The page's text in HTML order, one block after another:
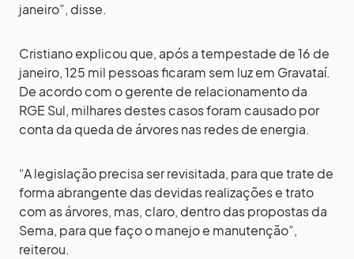
janeiro”, disse.
Cristiano explicou que, após a tempestade de 16 de
janeiro, 125 mil pessoas ficaram sem luz em Gravataí.
De acordo com o gerente de relacionamento da
RGE Sul, milhares destes casos foram causado por
conta da queda de árvores nas redes de energia.
“A legislação precisa ser revisitada, para que trate de
forma abrangente das devidas realizações e trato
com as árvores, mas, claro, dentro das propostas da
Sema, para que faço o manejo e manutenção”,
reiterou.